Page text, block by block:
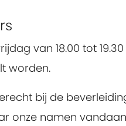
van 18.00 tot
worden.
bij de
onze namen